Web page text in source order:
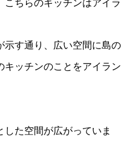
こちらのキッチンはアイラ
示す通り、広い空間に島の
キッチンのことをアイラン
た空間が広がっていま